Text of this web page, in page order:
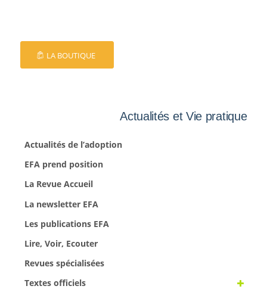
LA BOUTIQUE
Actualités et Vie pratique
Actualités de l’adoption
EFA prend position
La Revue Accueil
La newsletter EFA
Les publications EFA
Lire, Voir, Ecouter
Revues spécialisées
Textes officiels